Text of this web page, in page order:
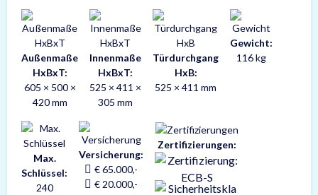
Außenmaße
HxBxT:
605 × 500 ×
420 mm
Innenmaße
HxBxT:
525 × 411 ×
305 mm
Türdurchgang
HxB:
525 × 411 mm
Gewicht:
116 kg
Max.
Schlüssel:
240
Versicherung:
€ 65.000,-
€ 20.000,-
Zertifizierungen: